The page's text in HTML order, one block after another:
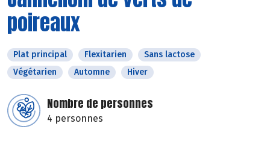
poireaux
Plat principal Flexitarien
Sans lactose
Végétarien
Automne Hiver
Nombre de personnes
4 personnes